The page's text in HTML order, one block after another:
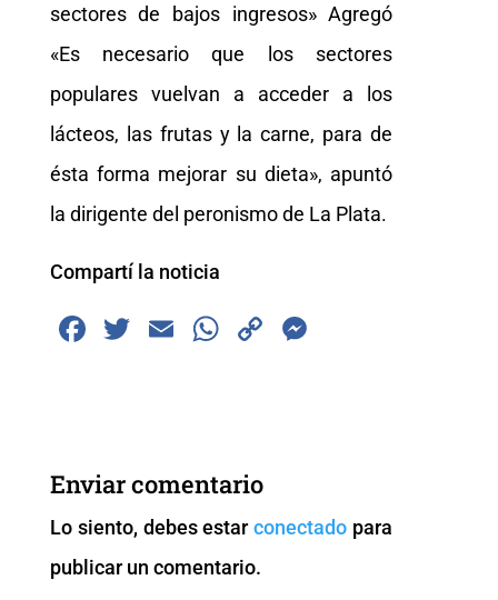
sectores de bajos ingresos» Agregó
«Es necesario que los sectores
populares vuelvan a acceder a los
lácteos, las frutas y la carne, para de
ésta forma mejorar su dieta», apuntó
la dirigente del peronismo de La Plata.
Compartí la noticia
F
b
o
o
k
T
E
W
A
p
p
C
k
er
Enviar comentario
Lo siento, debes estarconectado para
publicar un comentario.